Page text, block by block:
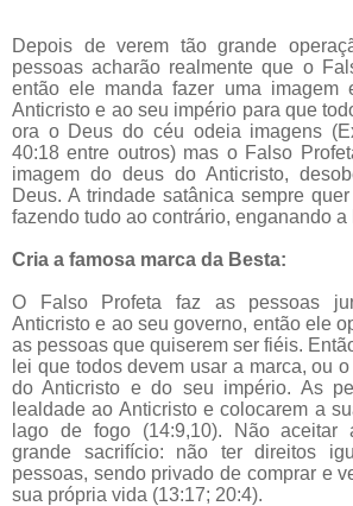
Depois de verem tão grande
pessoas acharão realmente que o
então ele manda fazer uma imagem
Anticristo e ao seu império para que
ora o Deus do céu odeia imagens
40:18 entre outros) mas o Falso
imagem do deus do Anticristo,
Deus. A trindade satânica sempre
fazendo tudo ao contrário, enganando a
Cria a famosa marca da Besta:
O Falso Profeta faz as pessoas
Anticristo e ao seu governo, então ele
as pessoas que quiserem ser fiéis.
lei que todos devem usar a marca, ou
do Anticristo e do seu império. As
lealdade ao Anticristo e colocarem a
lago de fogo (14:9,10). Não aceitar
grande sacrifício: não ter direitos
pessoas, sendo privado de comprar e
sua própria vida (13:17; 20:4).